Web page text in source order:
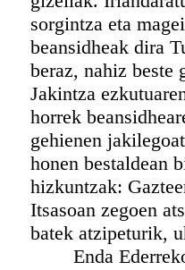
sorgintza eta
beansidheak dira
beraz, nahiz beste
Jakintza
horrek
gehienen
honen bestaldean
hizkuntzak:
Itsasoan zegoen
batek atzipeturik,
Enda